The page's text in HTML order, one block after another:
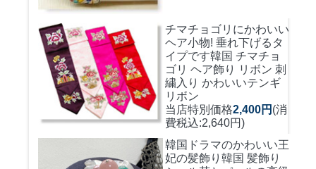
チマチョゴリにかわいい
ヘア小物! 垂れ下げるタ
イプです韓国 チマチョ
ゴリ ヘア飾り リボン 刺
繍入り かわいいテンギ
リボン
当店特別価格2,400円 (消
費税込:2,640円)
韓国ドラマのかわいい王
妃の髪飾り 韓国 髪飾り